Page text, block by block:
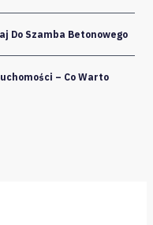
Do Szamba Betonowego
– Co Warto